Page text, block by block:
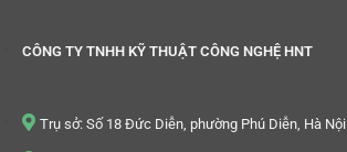
CÔNG TY TNHH KỸ THUẬT CÔNG NGHỆ HNT
Trụ sở: Số 18 Đức Diễn, phường Phú Diễn, Hà Nội